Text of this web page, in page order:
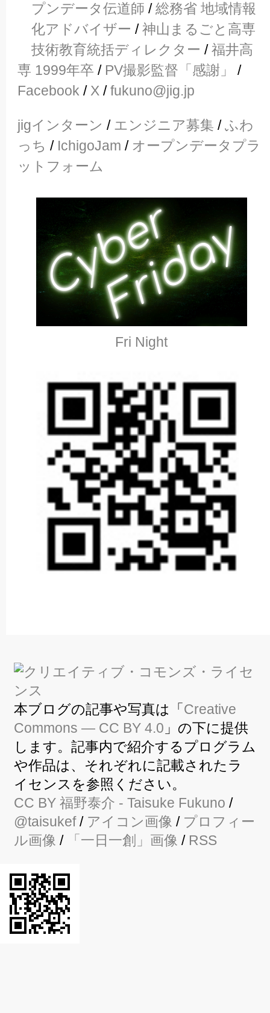
プンデータ伝道師 /総務省 地域情報
化アドバイザー /神山まるごと高専
技術教育統括ディレクター /福井高
専 1999年卒 / PV撮影監督「感謝」
/
Facebook / X /fukuno@jig.jp
jigインターン / エンジニア募集 /ふわ
っち / IchigoJam / オープンデータプラ
ットフォーム
Fri Night
本ブログの記事や写真は「 Creative
Commons — CC BY 4.0 」の下に提供
します。記事内で紹介するプログラム
や作品は、それぞれに記載されたラ
イセンスを参照ください。
CC BY 福野泰介 - Taisuke Fukuno /
@taisukef/ アイコン画像 / プロフィー
ル画像 / 「一日一創」画像 / RSS